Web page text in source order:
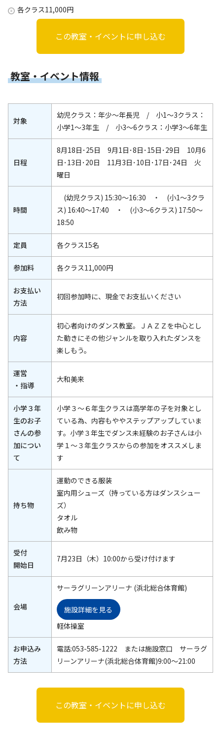
各クラス11,000円
この教室・イベントに申し込む
教室・イベント情報
対象
幼児クラス：年少～年長児 / 小1～3クラス：
小学1～3年生 / 小3～6クラス：小学3～6年生
日程
8月18日･25日 9月1日･8日･15日･29日 10月6
日･13日･20日 11月3日･10日･17日･24日 火
曜日
時間
(幼児クラス) 15:30～16:30 ・ (小1～3クラ
ス) 16:40～17:40 ・ (小3～6クラス) 17:50～
18:50
定員 各クラス15名
参加料 各クラス11,000円
お支払い
方法
初回参加時に、現金でお支払いください
内容
初心者向けのダンス教室。ＪＡＺＺを中心とし
た動きにその他ジャンルを取り入れたダンスを
楽しもう。
運営
・指導
大和美来
小学３年
生のお子
さんの参
加につい
て
小学３～６年生クラスは高学年の子を対象とし
ている為、内容もややステップアップしていま
す。小学３年生でダンス未経験のお子さんは小
学１～３年生クラスからの参加をオススメしま
す
持ち物
運動のできる服装
室内用シューズ（持っている方はダンスシュー
ズ）
タオル
飲み物
受付
開始日
7月23日（木）10:00から受け付けます
会場
サーラグリーンアリーナ (浜北総合体育館)
施設詳細を見る
軽体操室
お申込み
方法
電話:053-585-1222 または施設窓口 サーラグ
リーンアリーナ(浜北総合体育館)9:00～21:00
この教室・イベントに申し込む